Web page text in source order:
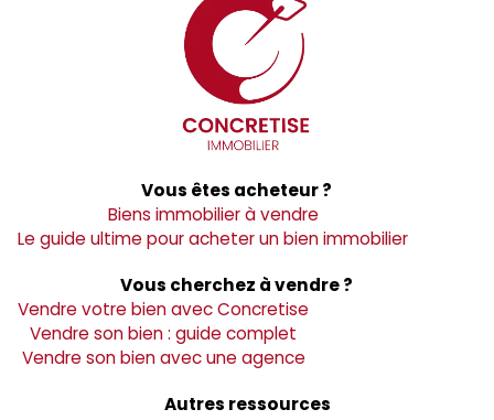
Vous êtes acheteur ?
Biens immobilier à vendre
Le guide ultime pour acheter un bien immobilier
Vous cherchez à vendre ?
Vendre votre bien avec Concretise
Vendre son bien : guide complet
Vendre son bien avec une agence
Autres ressources